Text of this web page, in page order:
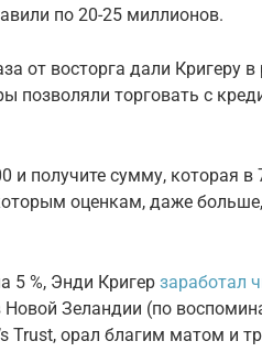
по 20-25 миллионов.
от восторга дали Кригеру
позволяли торговать с
и получите сумму, которая
оценкам, даже
5 %, Энди Кригер заработал
Новой Зеландии (по
Trust, орал благим матом и